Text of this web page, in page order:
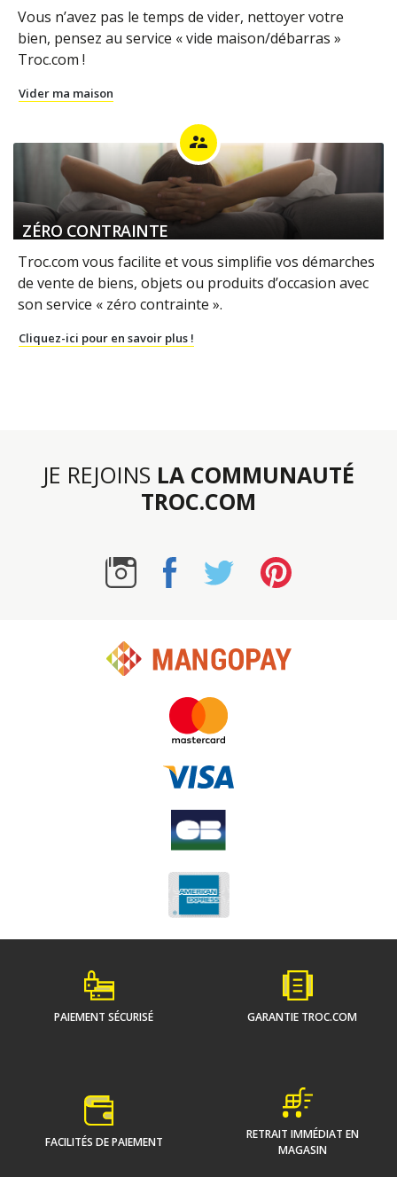
Vous n’avez pas le temps de vider, nettoyer votre
bien, pensez au service « vide maison/débarras »
Troc.com !
Vider ma maison
supervisor_account
ZÉRO CONTRAINTE
Troc.com vous facilite et vous simplifie vos démarches
de vente de biens, objets ou produits d’occasion avec
son service « zéro contrainte ».
Cliquez-ici pour en savoir plus !
JE REJOINS LA COMMUNAUTÉ
TROC.COM
PAIEMENT SÉCURISÉ GARANTIE TROC.COM
FACILITÉS DE PAIEMENT
RETRAIT IMMÉDIAT EN
MAGASIN